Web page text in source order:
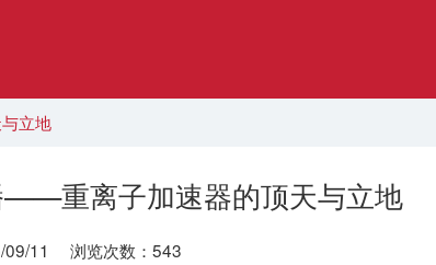
立地
——重离子加速器的顶天与立地
09/11 浏览次数：543